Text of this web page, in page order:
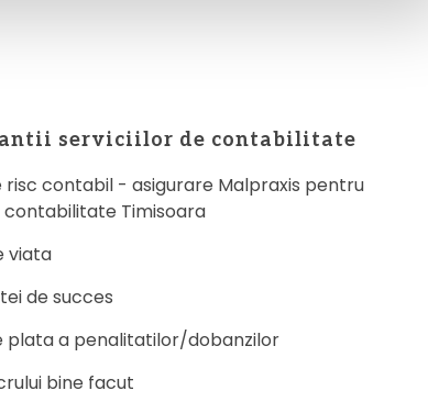
serviciilor de contabilitate
risc contabil - asigurare Malpraxis pentru
contabilitate Timisoara
viata
de succes
plata a penalitatilor/dobanzilor
bine facut